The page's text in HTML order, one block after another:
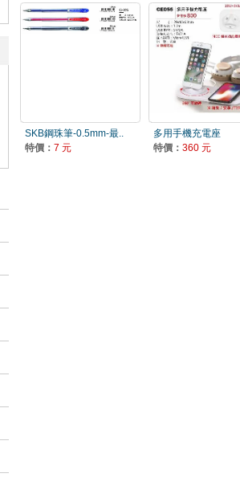
SKB鋼珠筆-0.5mm-最..
特價： 7 元
多用手機充電座
特價： 360 元